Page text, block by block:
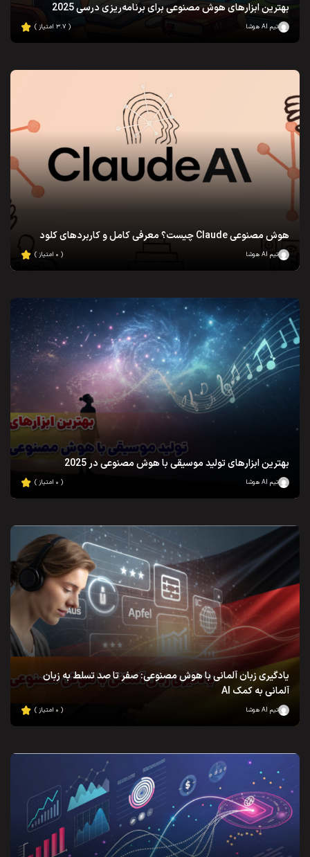
بهترین ابزارهای هوش مصنوعی برای برنامه‌ریزی درسی 2025
تیم AI هوشا ( ۳.۷ امتیاز )
هوش مصنوعی Claude چیست؟ معرفی کامل و کاربردهای کلود
تیم AI هوشا ( ۰ امتیاز )
بهترین ابزارهای تولید موسیقی با هوش مصنوعی در 2025
تیم AI هوشا ( ۰ امتیاز )
یادگیری زبان آلمانی با هوش مصنوعی: صفر تا صد تسلط به زبان
آلمانی به کمک AI
تیم AI هوشا ( ۰ امتیاز )